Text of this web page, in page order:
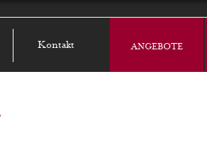
Kontakt ANGEBOTE